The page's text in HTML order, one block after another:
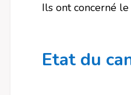
Ils ont concerné
Etat du